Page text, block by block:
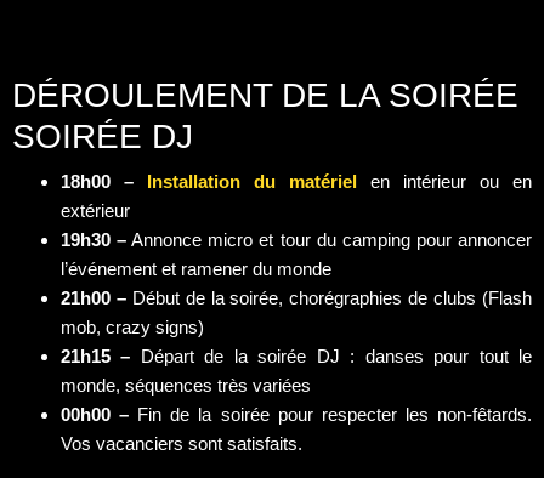
DÉROULEMENT DE LA SOIRÉE
SOIRÉE DJ
18h00 – Installation du matériel
en intérieur ou en
extérieur
19h30 – Annonce micro et tour du camping pour annoncer
l’événement et ramener du monde
21h00 –Début de la soirée, chorégraphies de clubs (Flash
mob, crazy signs)
21h15 – Départ de la soirée DJ : danses pour tout le
monde, séquences très variées
00h00 – Fin de la soirée pour respecter les non-fêtards.
Vos vacanciers sont satisfaits.